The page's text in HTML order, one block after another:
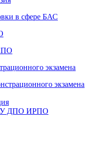
в сфере БАС
экзамена
экзамена
ДПО ИРПО